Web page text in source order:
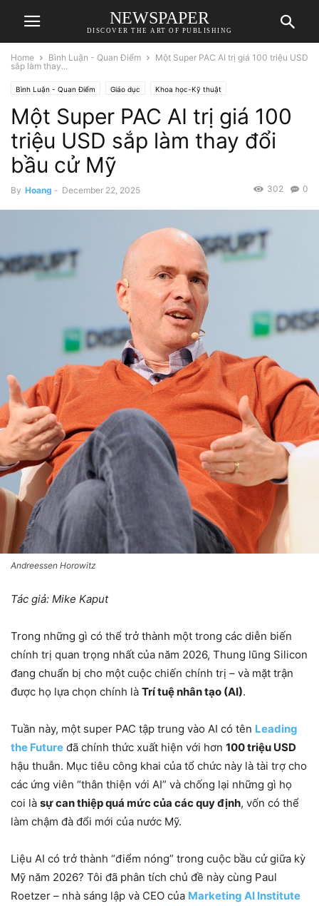
NEWSPAPER
DISCOVER THE ART OF PUBLISHING
Home Bình Luận - Quan Điểm
Một Super PAC AI trị giá 100 triệu USD
sắp làm thay...
Bình Luận - Quan Điểm Giáo dục Khoa học-Kỹ thuật
Một Super PAC AI trị giá 100
triệu USD sắp làm thay đổi
bầu cử Mỹ
By Hoang - December 22, 2025 0
302
Andreessen Horowitz
Tác giả: Mike Kaput
Trong những gì có thể trở thành một trong các diễn biến
chính trị quan trọng nhất của năm 2026, Thung lũng Silicon
đang chuẩn bị cho một cuộc chiến chính trị – và mặt trận
được họ lựa chọn chính là Trí tuệ nhân tạo (AI).
Tuần này, một super PAC tập trung vào AI có tên Leading
the Future đã chính thức xuất hiện với hơn 100 triệu USD
hậu thuẫn. Mục tiêu công khai của tổ chức này là tài trợ cho
các ứng viên “thân thiện với AI” và chống lại những gì họ
coi là sự can thiệp quá mức của các quy định, vốn có thể
làm chậm đà đổi mới của nước Mỹ.
Liệu AI có trở thành “điểm nóng” trong cuộc bầu cử giữa kỳ
Mỹ năm 2026? Tôi đã phân tích chủ đề này cùng Paul
Roetzer – nhà sáng lập và CEO của Marketing AI Institute